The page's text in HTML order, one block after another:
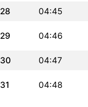
28 04:45
29 04:46
30 04:47
31 04:48